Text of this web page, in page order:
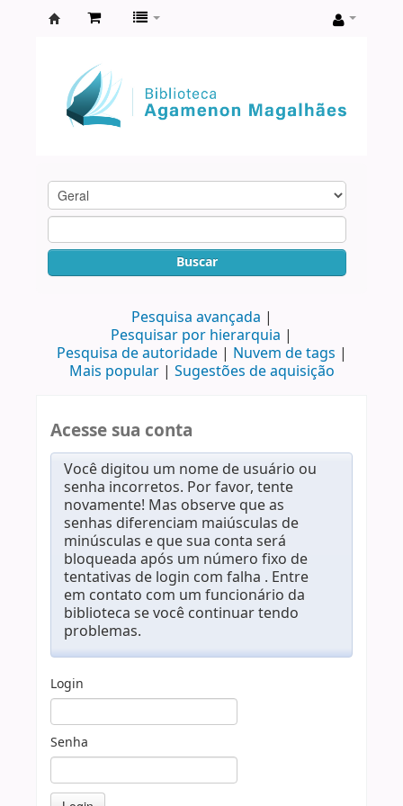
Agamenon
Magalhães
Buscar
Pesquisa avançada
Pesquisar por hierarquia
Pesquisa de autoridade
Nuvem de tags
Mais popular
Sugestões de aquisição
Acesse sua conta
Você digitou um nome de usuário ou
senha incorretos. Por favor, tente
novamente! Mas observe que as
senhas diferenciam maiúsculas de
minúsculas e que sua conta será
bloqueada após um número fixo de
tentativas de login com falha . Entre
em contato com um funcionário da
biblioteca se você continuar tendo
problemas.
Login
Senha